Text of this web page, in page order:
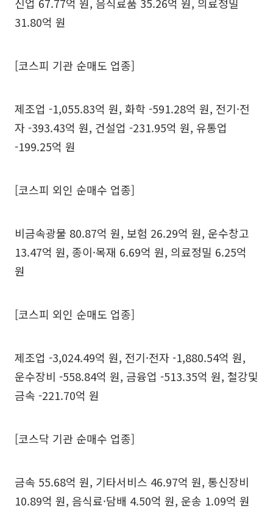
31.80억 원
[코스피 기관 순매도 업종]
제조업 -1,055.83억 원, 화학 -591.28억 원, 전기·전
자 -393.43억 원, 건설업 -231.95억 원, 유통업
-199.25억 원
[코스피 외인 순매수 업종]
비금속광물 80.87억 원, 보험 26.29억 원, 운수창고
13.47억 원, 종이·목재 6.69억 원, 의료정밀 6.25억
원
[코스피 외인 순매도 업종]
제조업 -3,024.49억 원, 전기·전자 -1,880.54억 원,
운수장비 -558.84억 원, 금융업 -513.35억 원, 철강및
금속 -221.70억 원
[코스닥 기관 순매수 업종]
금속 55.68억 원, 기타서비스 46.97억 원, 통신장비
10.89억 원, 음식료·담배 4.50억 원, 운송 1.09억 원